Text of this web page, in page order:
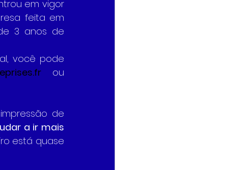
em vigor
feita em
3 anos de
você pode
de
a ir mais
está quase